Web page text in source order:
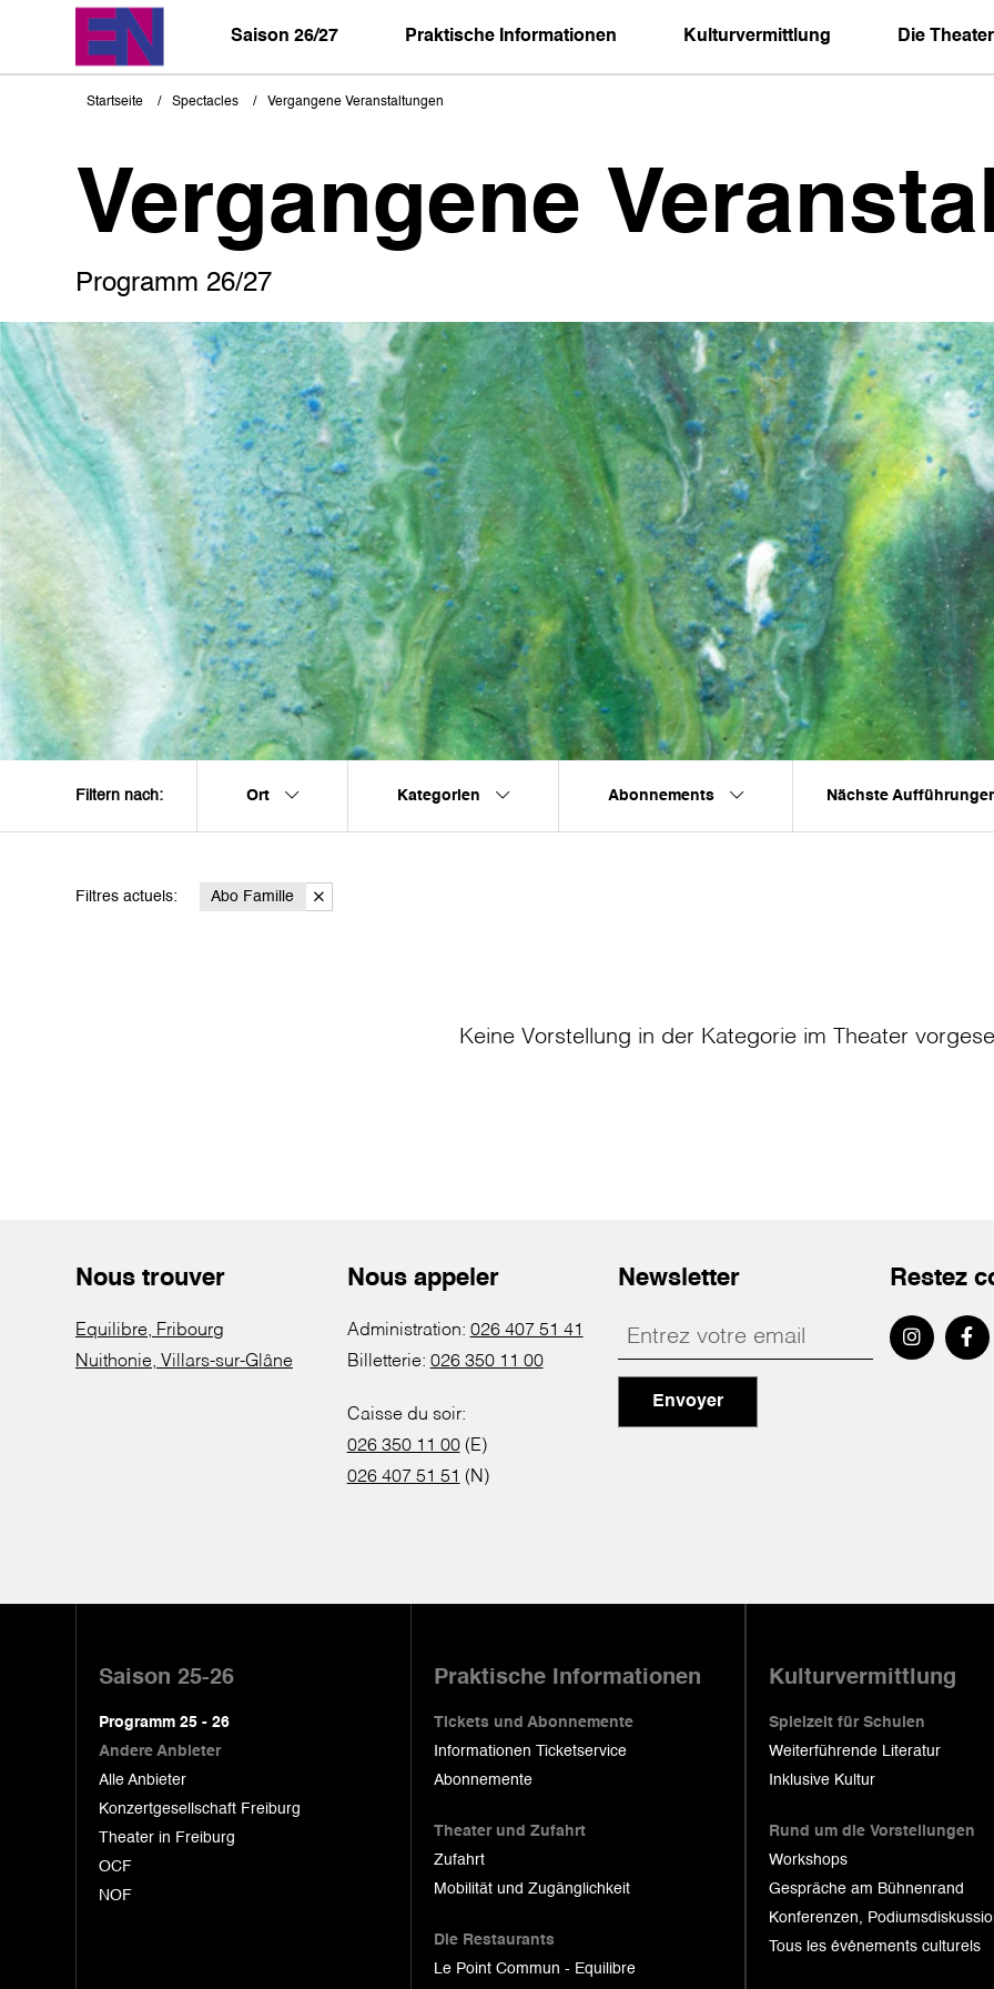
Saison 26/27 Praktische Informationen Kulturvermittlung Die Theater
Pfadnavigation
Startseite Spectacles Vergangene Veranstaltungen
Vergangene
Programm 26/27
Filtern nach: Ort Kategorien Abonnements Nächste
Filtres actuels: Abo Famille
Keine Vorstellung in der Kategorie im Theater
Nous trouver
Equilibre, Fribourg
Nuithonie, Villars-sur-Glâne
Nous appeler
Administration: 026 407 51 41
Billetterie: 026 350 11 00
Caisse du soir:
026 350 11 00(E)
026 407 51 51 (N)
Newsletter
Envoyer
Restez
Saison 25-26
Programm 25 - 26
Andere Anbieter
Alle Anbieter
Konzertgesellschaft Freiburg
Theater in Freiburg
OCF
NOF
Praktische Informationen
Tickets und Abonnemente
Informationen Ticketservice
Abonnemente
Theater und Zufahrt
Zufahrt
Mobilität und Zugänglichkeit
Die Restaurants
Le Point Commun - Equilibre
Kulturvermittlung
Spielzeit für Schulen
Weiterführende Literatur
Inklusive Kultur
Rund um die Vorstellungen
Workshops
Gespräche am Bühnenrand
Konferenzen,
Tous les événements culturels